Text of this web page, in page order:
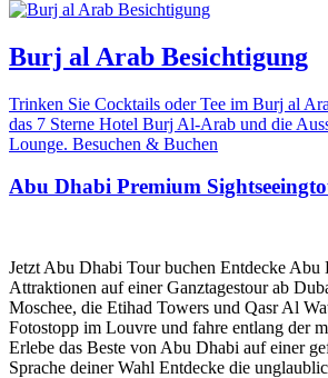
Burj al Arab Besichtigung
Trinken Sie Cocktails oder Tee im Burj al
das 7 Sterne Hotel Burj Al-Arab und die
Lounge. Besuchen & Buchen
Abu Dhabi Premium
Jetzt Abu Dhabi Tour buchen Entdecke Abu
Attraktionen auf einer Ganztagestour ab
Moschee, die Etihad Towers und Qasr Al
Fotostopp im Louvre und fahre entlang der
Erlebe das Beste von Abu Dhabi auf einer
Sprache deiner Wahl Entdecke die